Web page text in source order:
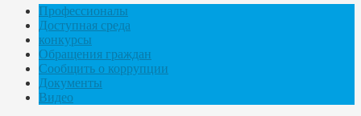
Профессионалы
Доступная среда
конкурсы
Обращения граждан
Сообщить о коррупции
Документы
Видео